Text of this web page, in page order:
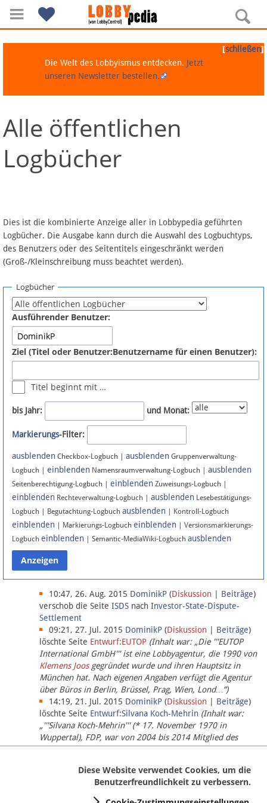
Navigation
Über Lobbypedia
Artikel nach Kategorien
FAQ
Fördermitglied werden
Fehler melden
Newsletter
Bluesky
Facebook
Instagram
Anmelden
Datenschutz
Über Lobbypedia
Impressum
[schließen]
Die Welt des Lobbyismus entdecken. Jetzt
unseren Newsletter bestellen.
Alle öffentlichen
Logbücher
Dies ist die kombinierte Anzeige aller in Lobbypedia geführten
Logbücher. Die Ausgabe kann durch die Auswahl des Logbuchtyps,
des Benutzers oder des Seitentitels eingeschränkt werden
(Groß-/Kleinschreibung muss beachtet werden).
Logbücher
Ausführender Benutzer:
Ziel (Titel oder Benutzer:Benutzername für einen Benutzer):
Titel beginnt mit …
bis Jahr: und Monat:
Markierungs-Filter:
ausblenden Checkbox-Logbuch | ausblenden Gruppenverwaltung-
Logbuch | einblenden Namensraumverwaltung-Logbuch | ausblenden
Seitenberechtigung-Logbuch | einblenden Zuweisungs-Logbuch |
einblenden Rechteverwaltung-Logbuch | ausblenden Lesebestätigungs-
Logbuch | Begutachtung-Logbuch ausblenden | Kontroll-Logbuch
einblenden | Markierungs-Logbuch einblenden | Versionsmarkierungs-
Logbuch einblenden | Semantic-MediaWiki-Logbuch ausblenden
10:47, 26. Aug. 2015 DominikP (Diskussion Beiträge)
verschob die Seite ISDS nach Investor-State-Dispute-
Settlement
09:21, 27. Jul. 2015 DominikP (Diskussion Beiträge)
löschte Seite Entwurf:EUTOP (Inhalt war: „Die '''EUTOP
International GmbH''' ist eine Lobbyagentur, die 1990 von
Klemens Joosgegründet wurde und ihren Hauptsitz in
München hat. Nach eigenen Angaben verfügt die Agentur
über Büros in Berlin, Brüssel, Prag, Wien, Lond…“)
14:19, 21. Jul. 2015 DominikP (Diskussion Beiträge)
löschte Seite Entwurf:Silvana Koch-Mehrin (Inhalt war:
„'''Silvana Koch-Mehrin''' (* 17. November 1970 in
Wuppertal), FDP, war von 2004 bis 2014 Mitglied des
Europäischen Parlaments, seit November 2014 ist sie für
Diese Website verwendet Cookies, um die
Benutzerfreundlichkeit zu verbessern.